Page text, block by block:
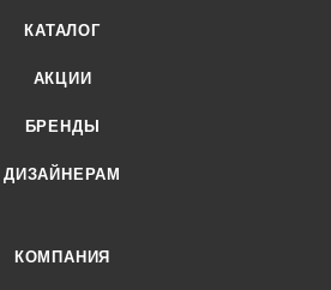
КАТАЛОГ
АКЦИИ
БРЕНДЫ
ДИЗАЙНЕРАМ
КОМПАНИЯ